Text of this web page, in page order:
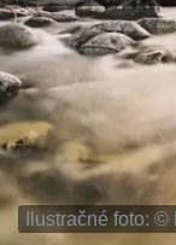
Ilustračné foto: ©